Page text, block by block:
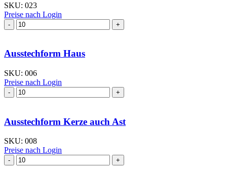
SKU: 023
Preise nach Login
Ausstechform Glocke
klein
Menge
Ausstechform Haus
SKU: 006
Preise nach Login
Ausstechform Haus
Menge
Ausstechform Kerze auch Ast
SKU: 008
Preise nach Login
Ausstechform Kerze
auch